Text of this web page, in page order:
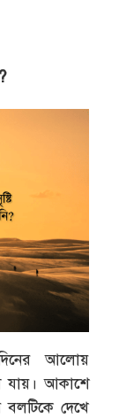
আলোয়
আকাশে
বলটিকে দেখে